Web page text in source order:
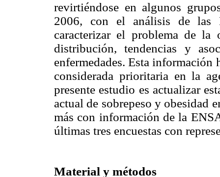
revirtiéndose en algunos
2006, con el análisis de las
caracterizar el problema de la
distribución, tendencias y
enfermedades. Esta información
considerada prioritaria en la
presente estudio es actualizar
actual de sobrepeso y obesidad
más con información de la
últimas tres encuestas con
Material y métodos